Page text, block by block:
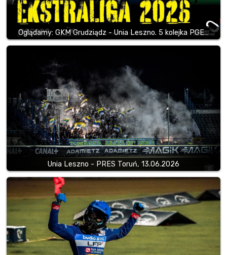
Oglądamy: GKM Grudziądz - Unia Leszno. 5 kolejka PGE…
Unia Leszno - PRES Toruń, 13.06.2026